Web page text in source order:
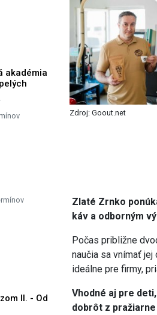
akadémia
II. - Od
Zdroj: Goout.net
Zlaté Zrnko
káv a odborným
Počas približne
naučia sa vnímať
ideálne pre firmy,
Vhodné aj pre
dobrôt z